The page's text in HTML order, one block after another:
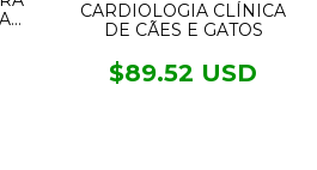
CARDIOLOGIA CLÍNICA
DE CÃES E GATOS
$89.52 USD